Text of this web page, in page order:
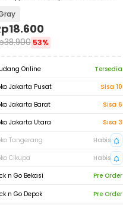
18.600
38.900 53%
Online
Tersedia
Jakarta Pusat
Sisa 10
Jakarta Barat
Sisa 6
Jakarta Utara
Sisa 3
Tangerang
Habis
Cikupa
Habis
n Go Bekasi
Pre Order
n Go Depok Pre Order